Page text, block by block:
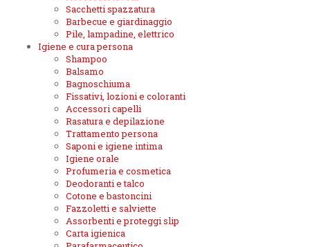
Sacchetti spazzatura
Barbecue e giardinaggio
Pile, lampadine, elettrico
Igiene e cura persona
Shampoo
Balsamo
Bagnoschiuma
Fissativi, lozioni e coloranti
Accessori capelli
Rasatura e depilazione
Trattamento persona
Saponi e igiene intima
Igiene orale
Profumeria e cosmetica
Deodoranti e talco
Cotone e bastoncini
Fazzoletti e salviette
Assorbenti e proteggi slip
Carta igienica